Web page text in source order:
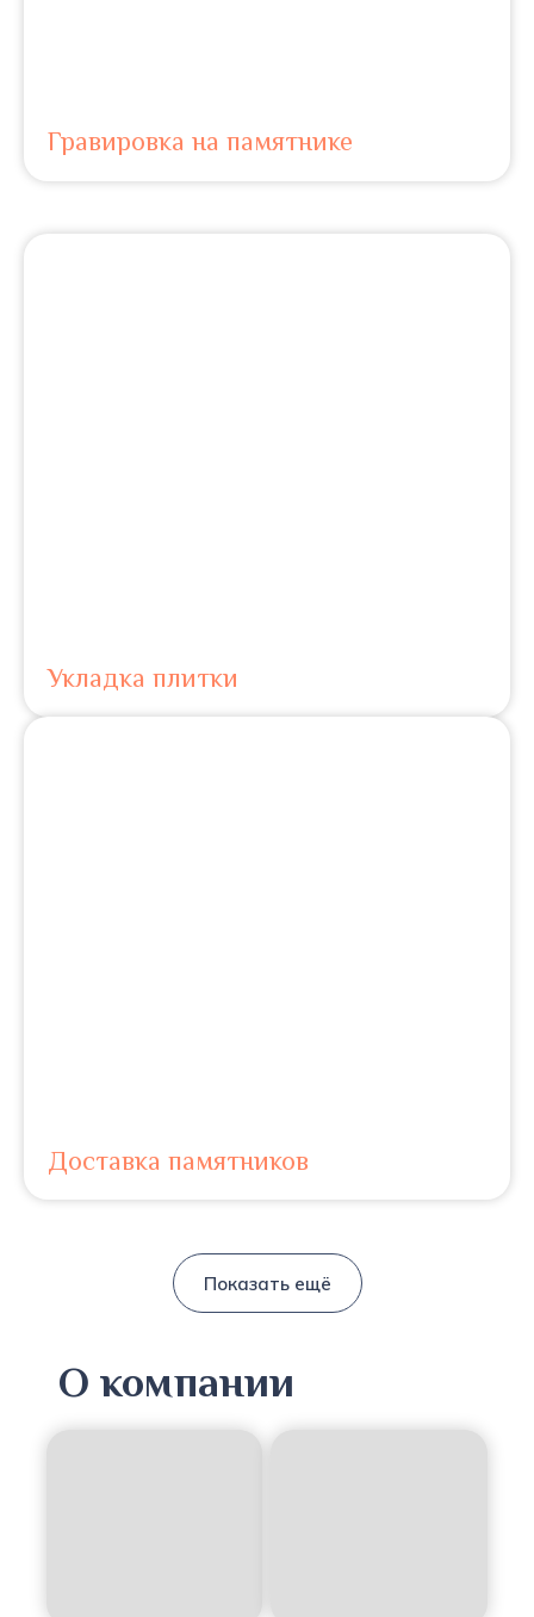
Гравировка на памятнике
Укладка плитки
Доставка памятников
Показать ещё
О компании